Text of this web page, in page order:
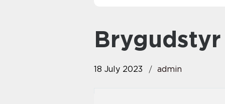
brygudstyr
18 July 2023 admin